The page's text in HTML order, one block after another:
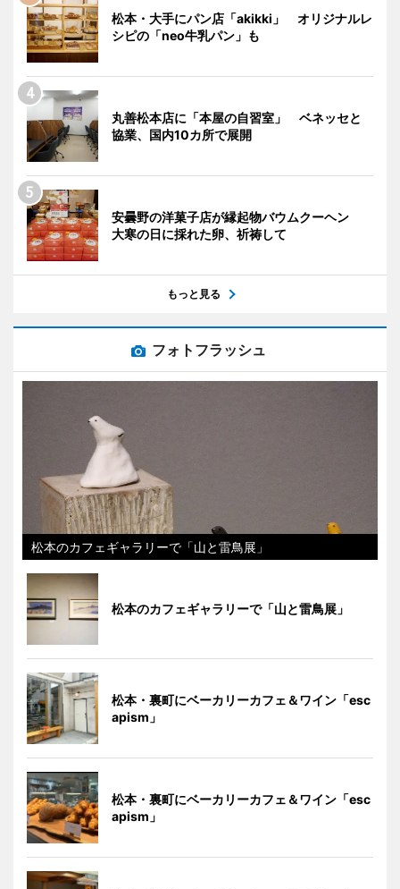
松本・大手にパン店「akikki」 オリジナルレ
シピの「neo牛乳パン」も
丸善松本店に「本屋の自習室」 ベネッセと
協業、国内10カ所で展開
安曇野の洋菓子店が縁起物バウムクーヘン
大寒の日に採れた卵、祈祷して
もっと見る
フォトフラッシュ
松本のカフェギャラリーで「山と雷鳥展」
松本のカフェギャラリーで「山と雷鳥展」
松本・裏町にベーカリーカフェ＆ワイン「esc
apism」
松本・裏町にベーカリーカフェ＆ワイン「esc
apism」